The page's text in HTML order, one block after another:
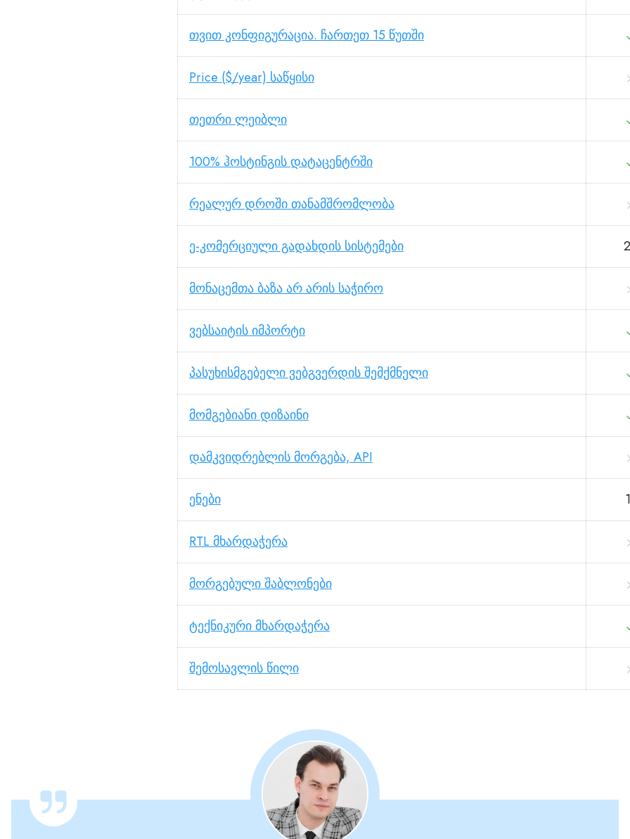
თვით კონფიგურაცია. ჩართეთ 15 წუთში
Price ($/year) საწყისი
თეთრი ლეიბლი
100% ჰოსტინგის დატაცენტრში
რეალურ დროში თანამშრომლობა
ე-კომერციული გადახდის სისტემები
მონაცემთა ბაზა არ არის საჭირო
ვებსაიტის იმპორტი
პასუხისმგებელი ვებგვერდის შემქმნელი
მომგებიანი დიზაინი
დამკვიდრებლის მორგება, API
ენები
RTL მხარდაჭერა
მორგებული შაბლონები
ტექნიკური მხარდაჭერა
შემოსავლის წილი